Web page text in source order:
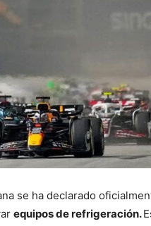
se ha declarado
equipos de refrigeración.